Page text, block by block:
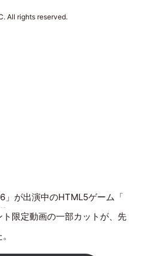
All rights reserved.
」が出演中のHTML5ゲーム「
ト限定動画の一部カットが、先